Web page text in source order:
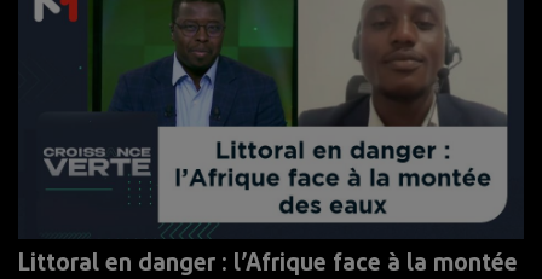
Littoral en danger : l’Afrique face à la montée